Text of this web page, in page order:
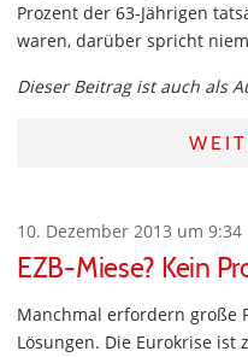
Prozent der 63-Jährigen
waren, darüber spricht
Dieser Beitrag ist auch als
10. Dezember 2013 um 9:34
EZB-Miese? Kein
Manchmal erfordern große
Lösungen. Die Eurokrise ist